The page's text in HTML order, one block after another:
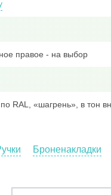
правое - на выбор
RAL, «шагрень», в тон
Броненакладки